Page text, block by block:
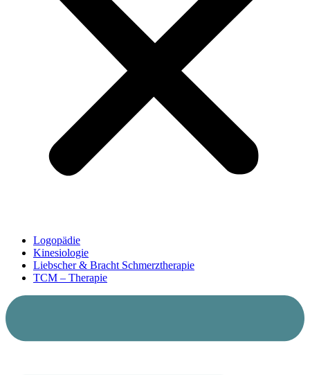
Logopädie
Kinesiologie
Liebscher & Bracht Schmerztherapie
TCM – Therapie